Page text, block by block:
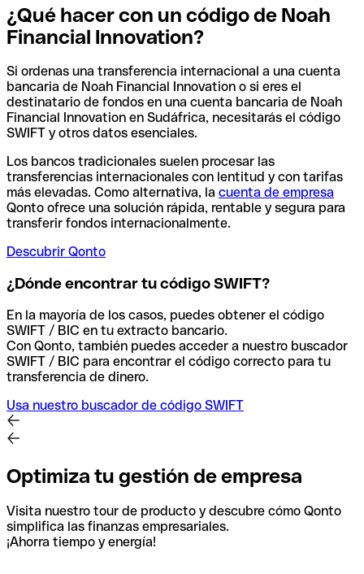
¿Qué hacer con un código de Noah
Financial Innovation?
Si ordenas una transferencia internacional a una cuenta
bancaria de Noah Financial Innovation o si eres el
destinatario de fondos en una cuenta bancaria de Noah
Financial Innovation en Sudáfrica, necesitarás el código
SWIFT y otros datos esenciales.
Los bancos tradicionales suelen procesar las
transferencias internacionales con lentitud y con tarifas
más elevadas. Como alternativa, la cuenta de empresa
Qonto ofrece una solución rápida, rentable y segura para
transferir fondos internacionalmente.
Descubrir Qonto
¿Dónde encontrar tu código SWIFT?
En la mayoría de los casos, puedes obtener el código
SWIFT / BIC en tu extracto bancario.
Con Qonto, también puedes acceder a nuestro buscador
SWIFT / BIC para encontrar el código correcto para tu
transferencia de dinero.
Usa nuestro buscador de código SWIFT
Optimiza tu gestión de empresa
Visita nuestro tour de producto y descubre cómo Qonto
simplifica las finanzas empresariales.
¡Ahorra tiempo y energía!